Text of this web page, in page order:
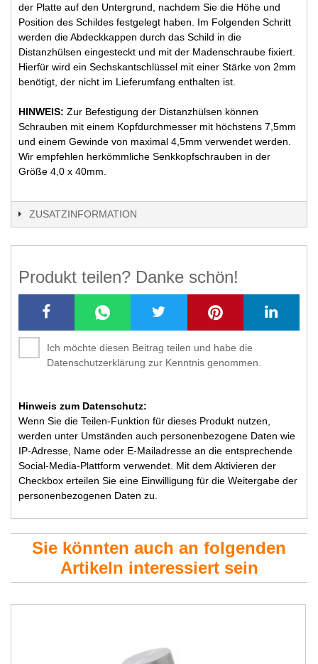
der Platte auf den Untergrund, nachdem Sie die Höhe und
Position des Schildes festgelegt haben. Im Folgenden Schritt
werden die Abdeckkappen durch das Schild in die
Distanzhülsen eingesteckt und mit der Madenschraube fixiert.
Hierfür wird ein Sechskantschlüssel mit einer Stärke von 2mm
benötigt, der nicht im Lieferumfang enthalten ist.
HINWEIS: Zur Befestigung der Distanzhülsen können
Schrauben mit einem Kopfdurchmesser mit höchstens 7,5mm
und einem Gewinde von maximal 4,5mm verwendet werden.
Wir empfehlen herkömmliche Senkkopfschrauben in der
Größe 4,0 x 40mm.
ZUSATZINFORMATION
Produkt teilen? Danke schön!
Ich möchte diesen Beitrag teilen und habe die
Datenschutzerklärung zur Kenntnis genommen.
Hinweis zum Datenschutz:
Wenn Sie die Teilen-Funktion für dieses Produkt nutzen,
werden unter Umständen auch personenbezogene Daten wie
IP-Adresse, Name oder E-Mailadresse an die entsprechende
Social-Media-Plattform verwendet. Mit dem Aktivieren der
Checkbox erteilen Sie eine Einwilligung für die Weitergabe der
personenbezogenen Daten zu.
Sie könnten auch an folgenden
Artikeln interessiert sein